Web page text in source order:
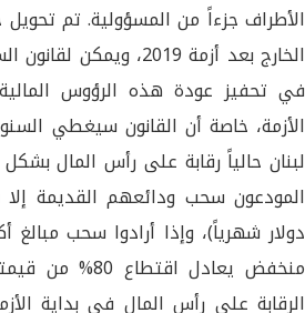
الخارج بعد أزمة 2019،
في تحفيز عودة هذه الرؤوس
الأزمة، خاصة أن القانون سيغطي
لبنان حالياً رقابة على رأس المال
دولار شهرياً)، وإذا أرادوا سحب
منخفض يعادل
الرقابة على رأس المال في بداية